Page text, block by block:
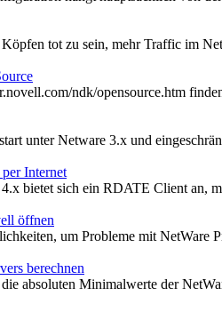
tot zu sein, mehr Traffic im
ndk/opensource.htm
unter Netware 3.x und
Internet
bietet sich ein RDATE Client an,
öffnen
um Probleme mit NetWare
berechnen
absoluten Minimalwerte der